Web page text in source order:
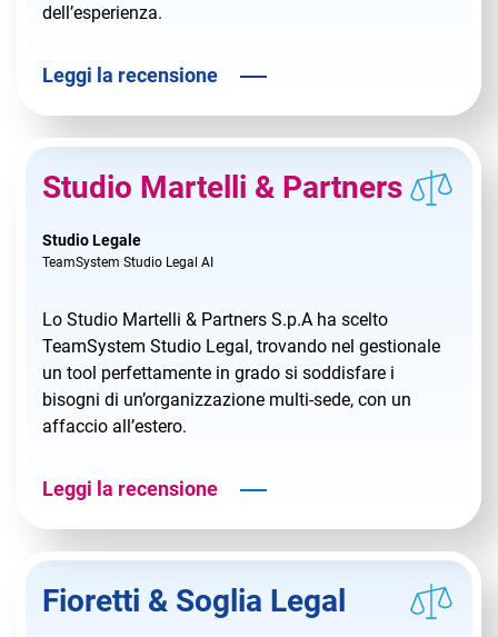
dell’esperienza.
Leggi la recensione
Studio Martelli & Partners
Studio Legale
TeamSystem Studio Legal AI
Lo Studio Martelli & Partners S.p.A ha scelto
TeamSystem Studio Legal, trovando nel gestionale
un tool perfettamente in grado si soddisfare i
bisogni di un’organizzazione multi-sede, con un
affaccio all’estero.
Leggi la recensione
Fioretti & Soglia Legal